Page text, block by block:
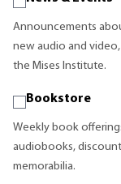
Announcements
new audio and
the Mises Institute.
Bookstore
Weekly book
audiobooks,
memorabilia.